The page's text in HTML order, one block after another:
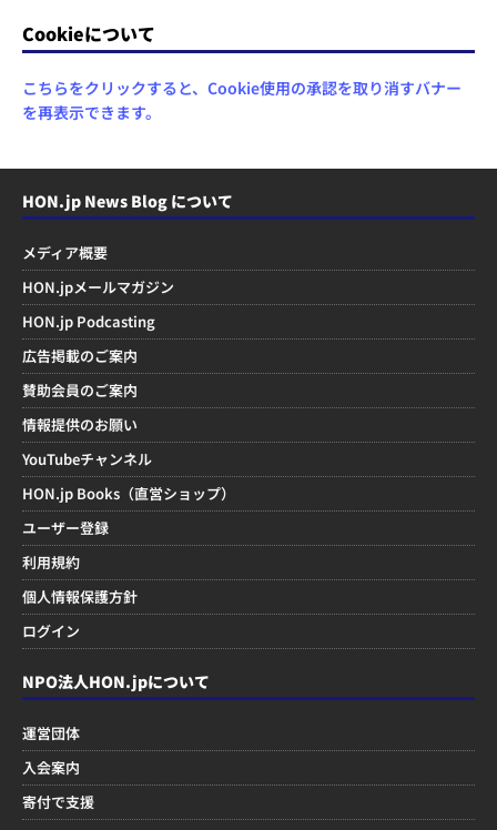
Cookieについて
こちらをクリックすると、Cookie使用の承認を取り消すバナー
を再表示できます。
HON.jp News Blog について
メディア概要
HON.jpメールマガジン
HON.jp Podcasting
広告掲載のご案内
賛助会員のご案内
情報提供のお願い
YouTubeチャンネル
HON.jp Books（直営ショップ）
ユーザー登録
利用規約
個人情報保護方針
ログイン
NPO法人HON.jpについて
運営団体
入会案内
寄付で支援